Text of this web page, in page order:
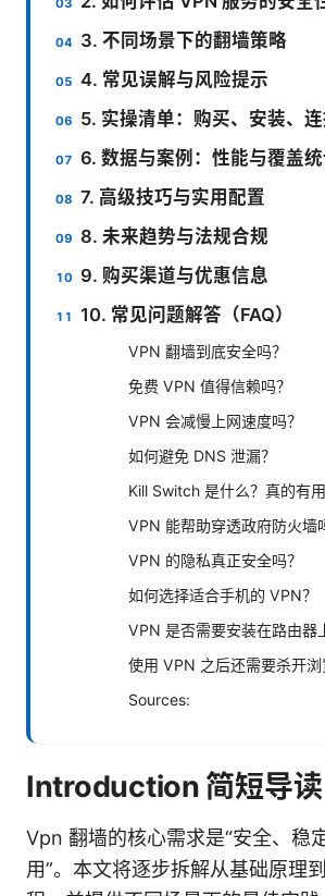
3. 不同场景下的翻墙策略
4. 常见误解与风险提示
5. 实操清单：购买、安装、
6. 数据与案例：性能与覆盖
7. 高级技巧与实用配置
8. 未来趋势与法规合规
9. 购买渠道与优惠信息
10. 常见问题解答（FAQ）
VPN 翻墙到底安全吗？
免费 VPN 值得信赖吗？
VPN 会减慢上网速度吗？
如何避免 DNS 泄漏？
Kill Switch 是什么？真的有用
VPN 能帮助穿透政府防火墙
VPN 的隐私真正安全吗？
如何选择适合手机的 VPN？
VPN 是否需要安装在路由器
使用 VPN 之后还需要杀开浏
Sources:
Introduction 简短导读
Vpn 翻墙的核心需求是“安全、稳
用”。本文将逐步拆解从基础原理